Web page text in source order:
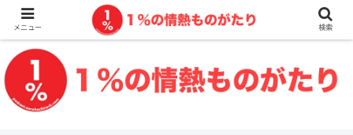
メニュー 検索